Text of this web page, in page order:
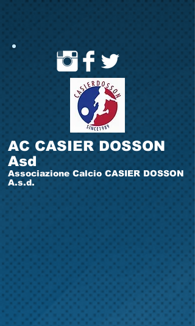
AC CASIER DOSSON
Asd
Associazione Calcio CASIER DOSSON
A.s.d.